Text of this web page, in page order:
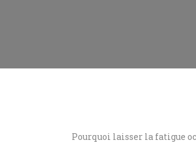
Pourquoi laisser la fatigue